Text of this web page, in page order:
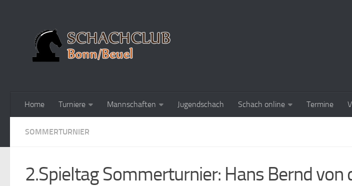
Home Turniere Mannschaften Jugendschach Schach online Termine
SOMMERTURNIER
2.Spieltag Sommerturnier: Hans Bernd von